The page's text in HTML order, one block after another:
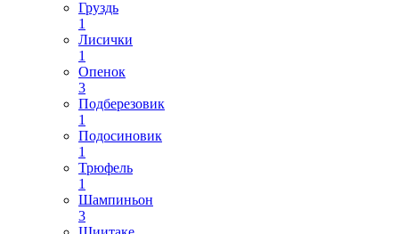
Груздь
1
Лисички
1
Опенок
3
Подберезовик
1
Подосиновик
1
Трюфель
1
Шампиньон
3